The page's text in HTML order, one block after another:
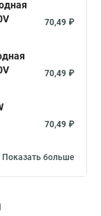
70,49 ₽
70,49 ₽
70,49 ₽
Показать больше